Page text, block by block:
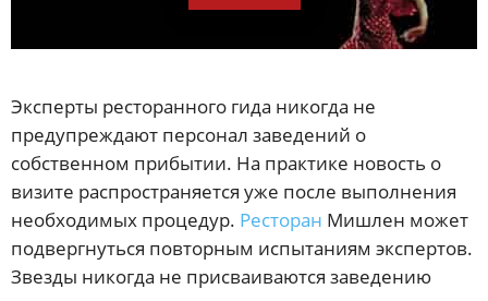
Эксперты ресторанного гида никогда не
предупреждают персонал заведений о
собственном прибытии. На практике новость о
визите распространяется уже после выполнения
необходимых процедур. Ресторан Мишлен может
подвергнуться повторным испытаниям экспертов.
Звезды никогда не присваиваются заведению